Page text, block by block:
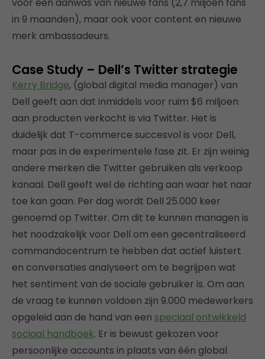
in 9 maanden), maar ook voor content en nieuwe
merk ambassadeurs.
Case Study – Dell’s Twitter strategie
Kerry Bridge, (global digital media manager) van
Dell geeft aan dat inmiddels voor ruim $6 miljoen
aan producten verkocht is via Twitter. Het is
duidelijk dat T-commerce succesvol is voor Dell,
maar pas in de experimentele fase zit. Er zijn weinig
andere merken die Twitter gebruiken als verkoop
kanaal. Dell geeft wel de richting aan waar het naar
toe kan gaan. Per dag wordt Dell 25.000 keer
genoemd op Twitter. Om dit te kunnen managen is
het noodzakelijk voor Dell om een gecentraliseerd
commandocentrum te hebben dat actief luistert
en conversaties analyseert om te begrijpen wat
het sentiment van de sociale gebruiker is. Om aan
de vraag te kunnen voldoen zijn 9.000 medewerkers
opgeleid aan de hand van een speciaal ontwikkeld
sociaal handboek. Er is bewust gekozen voor
persoonlijke accounts in plaats van één global